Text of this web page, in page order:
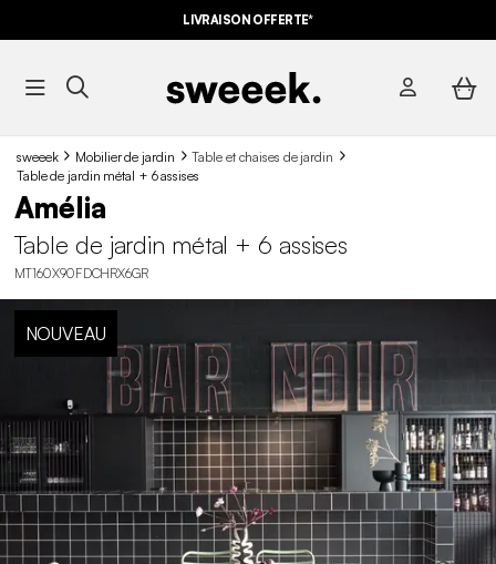
LIVRAISON OFFERTE*
sweeek Mobilier de jardin
Table et chaises de jardin
Table de jardin métal + 6 assises
Amélia
Table de jardin métal + 6 assises
MT160X90FDCHRX6GR
NOUVEAU